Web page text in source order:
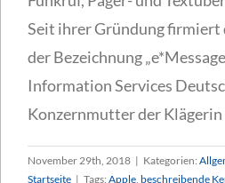
Seit ihrer Gründung firmiert
der Bezeichnung
Information Services
Konzernmutter der Klägerin
November 29th, 2018 | Kategorien:
Startseite | Tags: Apple beschreibende